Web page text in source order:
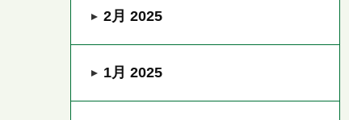
2月 2025
1月 2025